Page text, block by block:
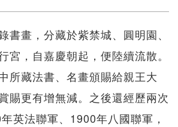
書畫，分藏於紫禁城、圓明園、
宮，自嘉慶朝起，便陸續流散。
所藏法書、名畫頒賜給親王大
賜更有增無減。之後還經歷兩次
英法聯軍、1900年八國聯軍，